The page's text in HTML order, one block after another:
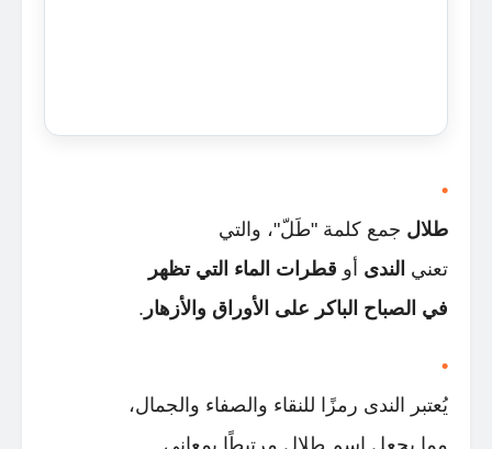
طلال جمع كلمة "طَلّ"، والتي
تعني الندى أو قطرات الماء التي تظهر
في الصباح الباكر على الأوراق والأزهار .
يُعتبر الندى رمزًا للنقاء والصفاء والجمال،
مما يجعل اسم طلال مرتبطًا بمعاني